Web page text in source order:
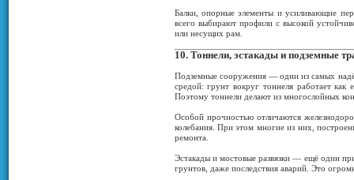
Балки, опорные элементы и усиливающие
всего выбирают профили с высокой
или несущих рам.
10. Тоннели, эстакады и подземные
Подземные сооружения — одни из самых
средой: грунт вокруг тоннеля работает как
Поэтому тоннели делают из многослойных
Особой прочностью отличаются
колебания. При этом многие из них,
ремонта.
Эстакады и мостовые развязки — ещё один
грунтов, даже последствия аварий. Это